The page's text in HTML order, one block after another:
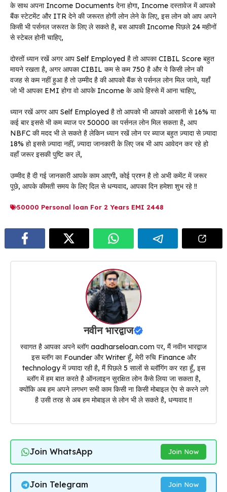
के साथ अपना Income Documents देना होगा, Income दस्तावेज में आपको
बैंक स्टेटमेंट और ITR देने की जरूरत होगी लोन लेने के लिए, इस लोन को आप अपने
किसी भी पर्सनल जरूरत के लिए ले सकते है, बस आपकी Income पिछले 24 महीनों
से स्टेबल होनी चाहिए,
दोस्तों ध्यान रखें अगर आप Self Employed है तो आपका CIBIL Score बहुत
मायने रखता है, अगर आपका CIBIL कम से कम 750 है और ये किसी लोन की
वजह से कम नहीं हुआ है तो उम्मीद है की आपको बैंक से पर्सनल लोन मिल जाये, यहाँ
जो भी आपका EMI होगा वो आपके Income के आधे हिस्से में आना चाहिए,
ध्यान रखें अगर आप Self Employed है तो आपको भी आपको आसानी से 16% या
कई बार इससे भी कम ब्याज पर 50000 का पर्सनल लोन मिल सकता है, आप
NBFC की मदद भी ले सकते है लेकिन ध्यान रखें लोन पर ब्याज बहुत ज़्यादा से ज़्यादा
18% हो इससे ज़्यादा नहीं, ज़्यादा जानकारी के लिए जब भी आप आवेदन कर रहे हो
वहाँ जरूर इसकी पुष्टि कर लें,
उम्मीद है दी गई जानकारी आपके काम आएगी, कोई प्रश्न है तो अभी कमेंट में जरूर
पूछे, आपके कीमती समय के लिए दिल से धन्यवाद, आपका दिन हमेशा शुभ रहे !!
50000 Personal loan For 2 Years EMI 2448
नवीन भारद्वाज
स्वागत है आपका अपने ब्लॉग aadharseloan.com पर, मैं नवीन भारद्वाज
इस ब्लॉग का Founder और Writer हूँ, मेरी रुचि Finance और
technology में ज़्यादा रही है, मैं पिछले 5 सालों से ब्लॉगिंग कर रहा हूँ, इस
ब्लॉग में हम बात करते है ऑनलाइन सुरक्षित लोन कैसे लिया जा सकता है,
क्योंकि अब हम अपने लगभग सभी काम किसी ना किसी मोबाइल ऐप से करने लगे
है उसी तरह से अब हम मोबाइल से लोन भी ले सकते है, धन्यवाद !!
Join WhatsApp Join Now
Join Telegram Join Now